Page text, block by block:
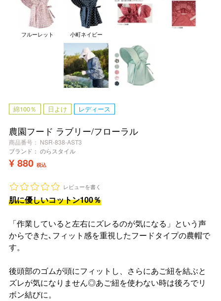
フルーレット 小町ネイビー
綿100％ 日よけ レディース
農園フード ラブリー/フローラル
商品番号
NSR-838-AST3
ブランド： のらスタイル
¥ 880 税込
レビューを書く
肌に優しいコットン100％
「作業していると左右にズレるのが気になる」という声
からできた､フィット感を重視したフードタイプの農帽で
す。
後頭部のゴムが頭にフィットし、さらにあご紐を結ぶと
ズレが気になりません◎あご紐を使わない時は後ろでリ
ボン結びに。